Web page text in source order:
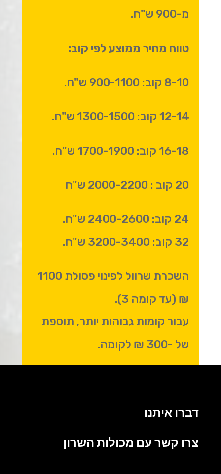
מ-900 ש"ח.
טווח מחיר ממוצע לפי קוב:
8-10 קוב: 900-1100 ש"ח.
12-14 קוב: 1300-1500 ש"ח.
16-18 קוב: 1700-1900 ש"ח.
20 קוב : 2000-2200 ש"ח
24 קוב: 2400-2600 ש"ח.
32 קוב: 3200-3400 ש"ח.
השכרת שרוול לפינוי פסולת 1100
₪ (עד קומה 3).
עבור קומות גבוהות יותר, תוספת
של -300 ₪ לקומה.
דברו איתנו
צרו קשר עם מכולות השרון